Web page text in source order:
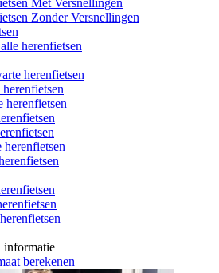
Met Versnellingen
Zonder Versnellingen
herenfietsen
herenfietsen
herenfietsen
herenfietsen
informatie
berekenen